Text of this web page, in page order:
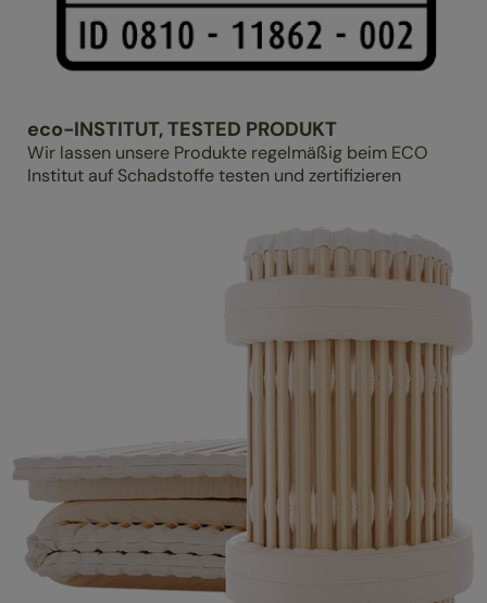
eco-INSTITUT, TESTED PRODUKT
Wir lassen unsere Produkte regelmäßig beim ECO
Institut auf Schadstoffe testen und zertifizieren